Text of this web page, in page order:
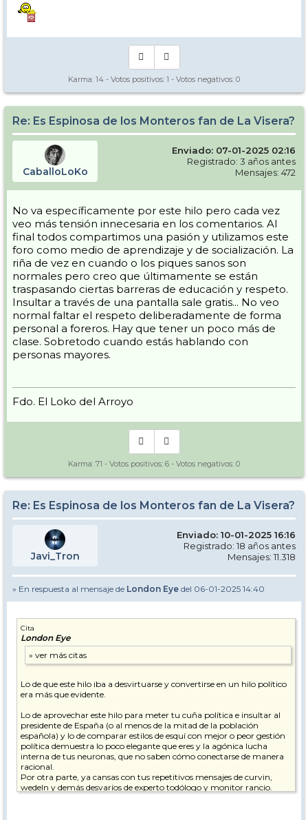
Karma: 14 - Votos positivos: 1 - Votos negativos: 0
Re: Es Espinosa de los Monteros fan de La Visera?
CaballoLoKo
Enviado: 07-01-2025 02:16
Registrado: 3 años antes
Mensajes: 472
No va específicamente por este hilo pero cada vez
veo más tensión innecesaria en los comentarios. Al
final todos compartimos una pasión y utilizamos este
foro como medio de aprendizaje y de socialización. La
riña de vez en cuando o los piques sanos son
normales pero creo que últimamente se están
traspasando ciertas barreras de educación y respeto.
Insultar a través de una pantalla sale gratis... No veo
normal faltar el respeto deliberadamente de forma
personal a foreros. Hay que tener un poco más de
clase. Sobretodo cuando estás hablando con
personas mayores.
Fdo. El Loko del Arroyo
Karma: 71 - Votos positivos: 6 - Votos negativos: 0
Re: Es Espinosa de los Monteros fan de La Visera?
Javi_Tron
Enviado: 10-01-2025 16:16
Registrado: 18 años antes
Mensajes: 11.318
» En respuesta al mensaje de London Eye del 06-01-2025 14:40
Cita
London Eye
Lo de que este hilo iba a desvirtuarse y convertirse en un hilo político
era más que evidente.
Lo de aprovechar este hilo para meter tu cuña política e insultar al
presidente de España (o al menos de la mitad de la población
española) y lo de comparar estilos de esquí con mejor o peor gestión
política demuestra lo poco elegante que eres y la agónica lucha
interna de tus neuronas, que no saben cómo conectarse de manera
racional.
Por otra parte, ya cansas con tus repetitivos mensajes de curvin,
wedeln y demás desvaríos de experto todólogo y monitor rancio.